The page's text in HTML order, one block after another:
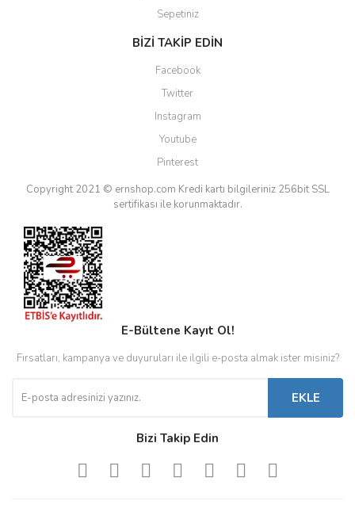
Sepetiniz
BİZİ TAKİP EDİN
Facebook
Twitter
Instagram
Youtube
Pinterest
Copyright 2021 © ernshop.com Kredi kartı bilgileriniz 256bit SSL
sertifikası ile korunmaktadır.
E-Bültene Kayıt Ol!
Fırsatları, kampanya ve duyuruları ile ilgili e-posta almak ister misiniz?
EKLE
Bizi Takip Edin